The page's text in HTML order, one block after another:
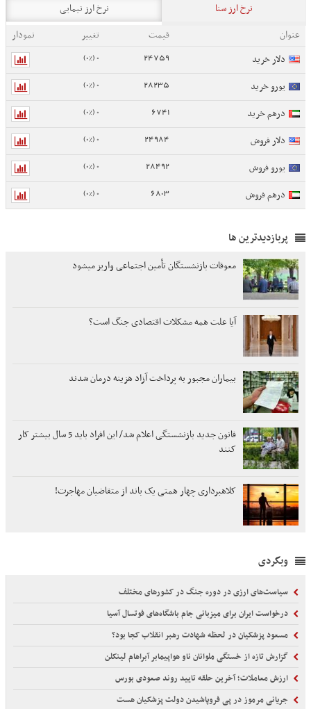
نرخ ارز سنا
نرخ ارز نیمایی
عنوان
قیمت تغییر
نمودار
دلار خرید
24759
0 (0%)
یورو خرید 28235
0 (0%)
درهم خرید 6741
0 (0%)
دلار فروش 24984
0 (0%)
یورو فروش 28492
0 (0%)
درهم فروش 6803
0 (0%)
پربازدیدترین ها
معوقات بازنشستگان تأمین اجتماعی واریز میشود
آیا علت همه مشکلات اقتصادی جنگ است؟
بیماران مجبور به پرداخت آزاد هزینه درمان شدند
قانون جدید بازنشستگی اعلام شد/ این افراد باید 5 سال بیشتر کار
کنند
کلاهبرداری چهار همتی یک باند از متقاضیان مهاجرت!
وبگردی
سیاست‌های ارزی در دوره جنگ در کشورهای مختلف
درخواست ایران برای میزبانی جام باشگاه‌های فوتسال آسیا
مسعود پزشکیان در لحظه شهادت رهبر انقلاب کجا بود؟
گزارش تازه از خستگی ملوانان ناو هواپیمابر آبراهام لینکلن
ارزش معاملات؛ آخرین حلقه تایید روند صعودی بورس
جریانی مرموز در پی فروپاشیدن دولت پزشکیان هست